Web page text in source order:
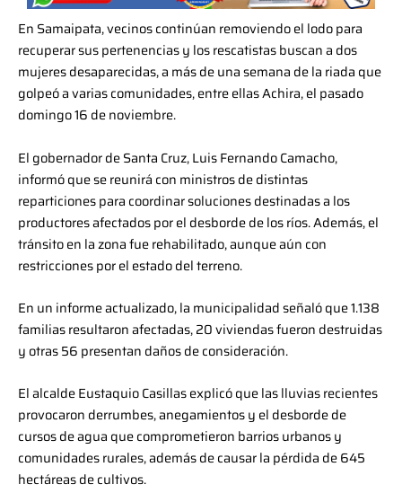
En Samaipata, vecinos continúan removiendo el lodo para
recuperar sus pertenencias y los rescatistas buscan a dos
mujeres desaparecidas, a más de una semana de la riada que
golpeó a varias comunidades, entre ellas Achira, el pasado
domingo 16 de noviembre.
El gobernador de Santa Cruz, Luis Fernando Camacho,
informó que se reunirá con ministros de distintas
reparticiones para coordinar soluciones destinadas a los
productores afectados por el desborde de los ríos. Además, el
tránsito en la zona fue rehabilitado, aunque aún con
restricciones por el estado del terreno.
En un informe actualizado, la municipalidad señaló que 1.138
familias resultaron afectadas, 20 viviendas fueron destruidas
y otras 56 presentan daños de consideración.
El alcalde Eustaquio Casillas explicó que las lluvias recientes
provocaron derrumbes, anegamientos y el desborde de
cursos de agua que comprometieron barrios urbanos y
comunidades rurales, además de causar la pérdida de 645
hectáreas de cultivos.